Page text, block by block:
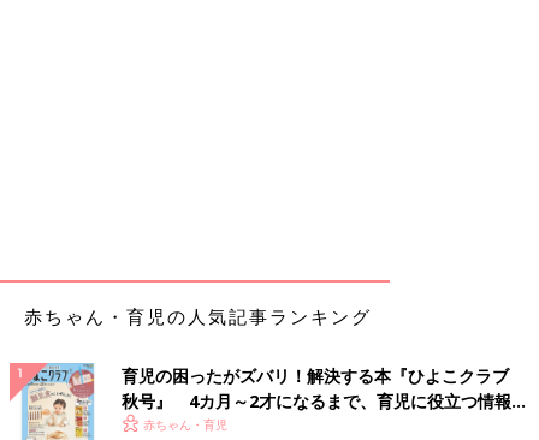
赤ちゃん・育児の人気記事ランキング
育児の困ったがズバリ！解決する本『ひよこクラブ
秋号』 4カ月～2才になるまで、育児に役立つ情報が
いっぱい！
赤ちゃん・育児